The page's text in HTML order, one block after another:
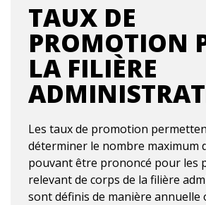
TAUX DE
PROMOTION
LA FILIÈRE
Les taux de promotion
déterminer le nombre maximum
pouvant être prononcé pour les
relevant de corps de la filière
sont définis de manière annuelle